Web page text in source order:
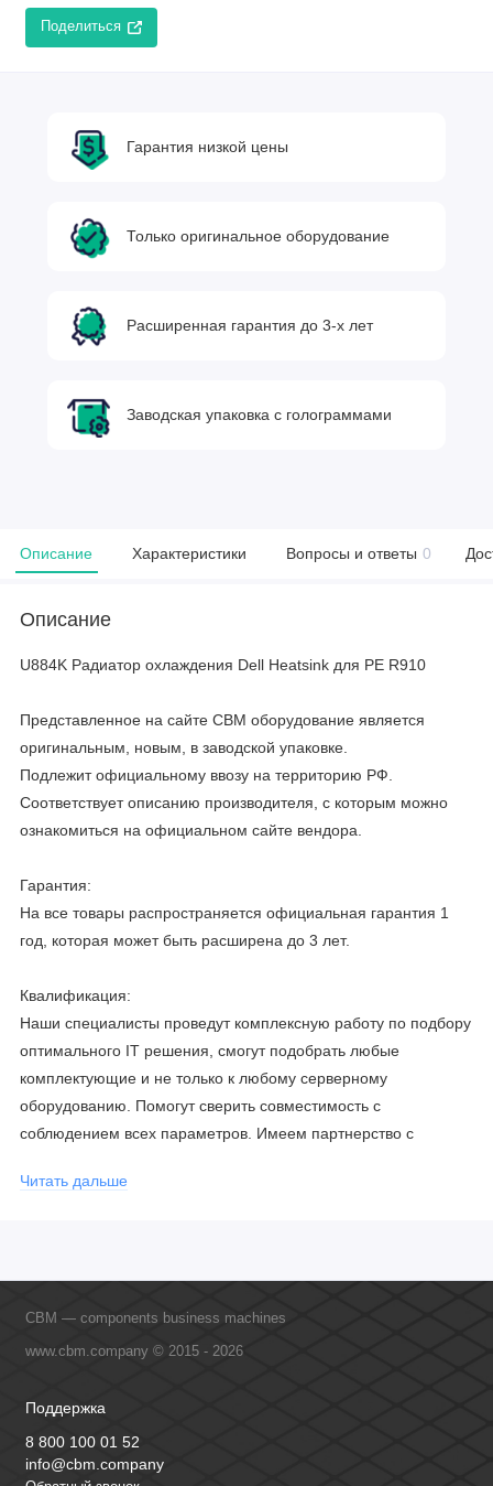
Поделиться
Гарантия низкой цены
Только оригинальное оборудование
Расширенная гарантия до 3-х лет
Заводская упаковка с голограммами
Описание Характеристики Вопросы и ответы 0
Описание
U884K Радиатор охлаждения Dell Heatsink для PE R910
Представленное на сайте CBM оборудование является
оригинальным, новым, в заводской упаковке.
Подлежит официальному ввозу на территорию РФ.
Соответствует описанию производителя, с которым можно
ознакомиться на официальном сайте вендора.
Гарантия:
На все товары распространяется официальная гарантия 1
год, которая может быть расширена до 3 лет.
Квалификация:
Наши специалисты проведут комплексную работу по подбору
оптимального IT решения, смогут подобрать любые
комплектующие и не только к любому серверному
оборудованию. Помогут сверить совместимость с
соблюдением всех параметров. Имеем партнерство с
обучение сотрудников, что позволяет исключить ошибки даже
Читать дальше
CBM — components business machines
www.cbm.company © 2015 - 2026
Поддержка
8 800 100 01 52
info@cbm.company